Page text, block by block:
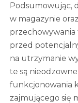
Podsumowując,
w magazynie
przed
na utrzymanie
te są
funkcjonowania
zajmującego się